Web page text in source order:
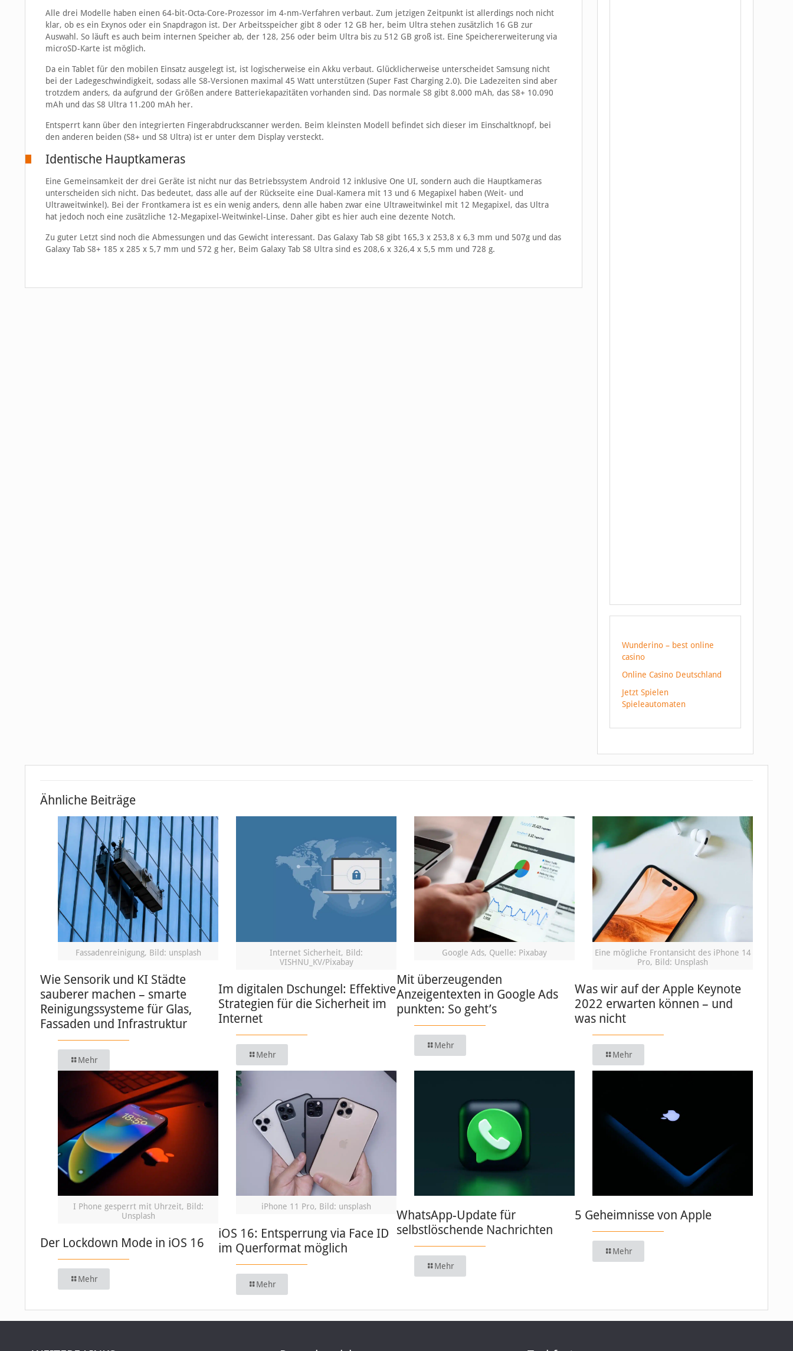
Alle drei Modelle haben einen 64-bit-Octa-Core-Prozessor im 4-nm-Verfahren verbaut. Zum jetzigen Zeitpunkt ist allerdings noch nicht
klar, ob es ein Exynos oder ein Snapdragon ist. Der Arbeitsspeicher gibt 8 oder 12 GB her, beim Ultra stehen zusätzlich 16 GB zur
Auswahl. So läuft es auch beim internen Speicher ab, der 128, 256 oder beim Ultra bis zu 512 GB groß ist. Eine Speichererweiterung via
microSD-Karte ist möglich.
Da ein Tablet für den mobilen Einsatz ausgelegt ist, ist logischerweise ein Akku verbaut. Glücklicherweise unterscheidet Samsung nicht
bei der Ladegeschwindigkeit, sodass alle S8-Versionen maximal 45 Watt unterstützen (Super Fast Charging 2.0). Die Ladezeiten sind aber
trotzdem anders, da aufgrund der Größen andere Batteriekapazitäten vorhanden sind. Das normale S8 gibt 8.000 mAh, das S8+ 10.090
mAh und das S8 Ultra 11.200 mAh her.
Entsperrt kann über den integrierten Fingerabdruckscanner werden. Beim kleinsten Modell befindet sich dieser im Einschaltknopf, bei
den anderen beiden (S8+ und S8 Ultra) ist er unter dem Display versteckt.
Identische Hauptkameras
Eine Gemeinsamkeit der drei Geräte ist nicht nur das Betriebssystem Android 12 inklusive One UI, sondern auch die Hauptkameras
unterscheiden sich nicht. Das bedeutet, dass alle auf der Rückseite eine Dual-Kamera mit 13 und 6 Megapixel haben (Weit- und
Ultraweitwinkel). Bei der Frontkamera ist es ein wenig anders, denn alle haben zwar eine Ultraweitwinkel mit 12 Megapixel, das Ultra
hat jedoch noch eine zusätzliche 12-Megapixel-Weitwinkel-Linse. Daher gibt es hier auch eine dezente Notch.
Zu guter Letzt sind noch die Abmessungen und das Gewicht interessant. Das Galaxy Tab S8 gibt 165,3 x 253,8 x 6,3 mm und 507g und das
Galaxy Tab S8+ 185 x 285 x 5,7 mm und 572 g her, Beim Galaxy Tab S8 Ultra sind es 208,6 x 326,4 x 5,5 mm und 728 g.
Wunderino – best online
casino
Online Casino Deutschland
Jetzt Spielen
Spieleautomaten
Ähnliche Beiträge
Fassadenreinigung, Bild: unsplash
Wie Sensorik und KI Städte
sauberer machen – smarte
Reinigungssysteme für Glas,
Fassaden und Infrastruktur
Mehr
Internet Sicherheit, Bild:
VISHNU_KV/Pixabay
Im digitalen Dschungel: Effektive
Strategien für die Sicherheit im
Internet
Mehr
Google Ads, Quelle: Pixabay
Mit überzeugenden
Anzeigentexten in Google Ads
punkten: So geht’s
Mehr
Eine mögliche Frontansicht des iPhone 14
Pro, Bild: Unsplash
Was wir auf der Apple Keynote
2022 erwarten können – und
was nicht
Mehr
I Phone gesperrt mit Uhrzeit, Bild:
Unsplash
Der Lockdown Mode in iOS 16
Mehr
iPhone 11 Pro, Bild: unsplash
iOS 16: Entsperrung via Face ID
im Querformat möglich
Mehr
WhatsApp-Update für
selbstlöschende Nachrichten
Mehr
5 Geheimnisse von Apple
Mehr